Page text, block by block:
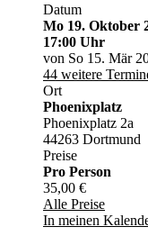
Datum
Mo 19. Oktober
17:00 Uhr
von So 15. Mär
44 weitere
Ort
Phoenixplatz
Phoenixplatz 2a
44263 Dortmund
Preise
Pro Person
35,00 €
Alle Preise
In meinen